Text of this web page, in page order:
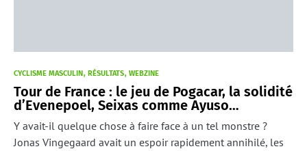
CYCLISME MASCULIN RÉSULTATS WEBZINE
Tour de France : le jeu de Pogacar, la solidité
d’Evenepoel, Seixas comme Ayuso…
Y avait-il quelque chose à faire face à un tel monstre ?
Jonas Vingegaard avait un espoir rapidement annihilé, les